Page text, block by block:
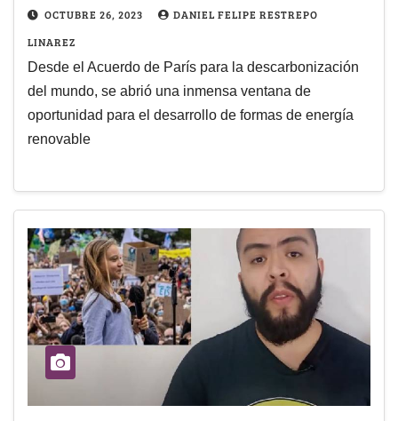
OCTUBRE 26, 2023
DANIEL FELIPE RESTREPO
LINAREZ
Desde el Acuerdo de París para la descarbonización
del mundo, se abrió una inmensa ventana de
oportunidad para el desarrollo de formas de energía
renovable